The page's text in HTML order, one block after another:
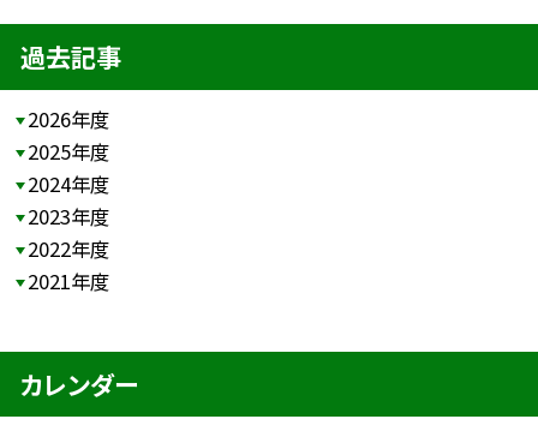
過去記事
2026年度
2025年度
2024年度
2023年度
2022年度
2021年度
カレンダー